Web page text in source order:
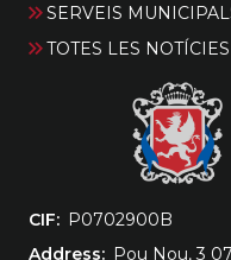
SERVEIS
TOTES LES NOTÍCIES
CIF
‎P0702900B
Address
Pou Nou, 3